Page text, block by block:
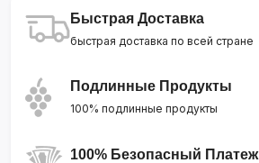
Быстрая Доставка
быстрая доставка по всей стране
Подлинные Продукты
100% подлинные продукты
100% Безопасный Платеж